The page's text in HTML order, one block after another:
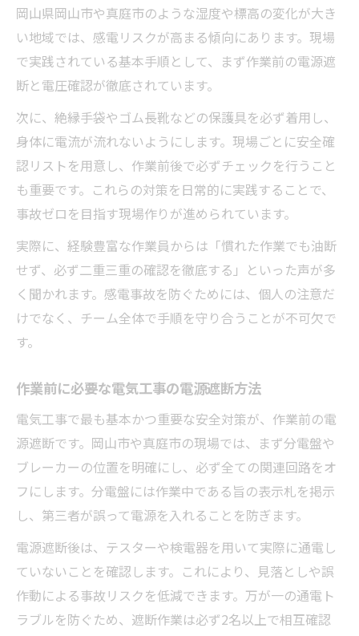
岡山県岡山市や真庭市のような湿度や標高の変化が大き
い地域では、感電リスクが高まる傾向にあります。現場
で実践されている基本手順として、まず作業前の電源遮
断と電圧確認が徹底されています。
次に、絶縁手袋やゴム長靴などの保護具を必ず着用し、
身体に電流が流れないようにします。現場ごとに安全確
認リストを用意し、作業前後で必ずチェックを行うこと
も重要です。これらの対策を日常的に実践することで、
事故ゼロを目指す現場作りが進められています。
実際に、経験豊富な作業員からは「慣れた作業でも油断
せず、必ず二重三重の確認を徹底する」といった声が多
く聞かれます。感電事故を防ぐためには、個人の注意だ
けでなく、チーム全体で手順を守り合うことが不可欠で
す。
作業前に必要な電気工事の電源遮断方法
電気工事で最も基本かつ重要な安全対策が、作業前の電
源遮断です。岡山市や真庭市の現場では、まず分電盤や
ブレーカーの位置を明確にし、必ず全ての関連回路をオ
フにします。分電盤には作業中である旨の表示札を掲示
し、第三者が誤って電源を入れることを防ぎます。
電源遮断後は、テスターや検電器を用いて実際に通電し
ていないことを確認します。これにより、見落としや誤
作動による事故リスクを低減できます。万が一の通電ト
ラブルを防ぐため、遮断作業は必ず2名以上で相互確認